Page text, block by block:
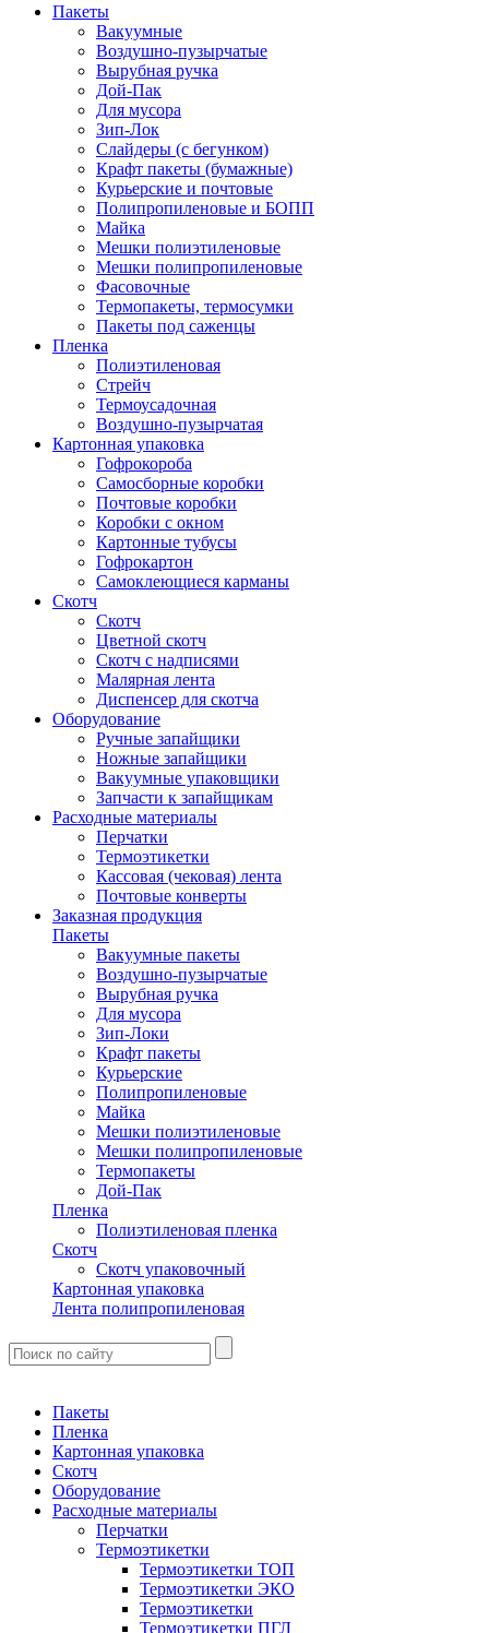
Пакеты
Вакуумные
Воздушно-пузырчатые
Вырубная ручка
Дой-Пак
Для мусора
Зип-Лок
Слайдеры (с бегунком)
Крафт пакеты (бумажные)
Курьерские и почтовые
Полипропиленовые и БОПП
Майка
Мешки полиэтиленовые
Мешки полипропиленовые
Фасовочные
Термопакеты, термосумки
Пакеты под саженцы
Пленка
Полиэтиленовая
Стрейч
Термоусадочная
Воздушно-пузырчатая
Картонная упаковка
Гофрокороба
Самосборные коробки
Почтовые коробки
Коробки с окном
Картонные тубусы
Гофрокартон
Самоклеющиеся карманы
Скотч
Скотч
Цветной скотч
Скотч с надписями
Малярная лента
Диспенсер для скотча
Оборудование
Ручные запайщики
Ножные запайщики
Вакуумные упаковщики
Запчасти к запайщикам
Расходные материалы
Перчатки
Термоэтикетки
Кассовая (чековая) лента
Почтовые конверты
Заказная продукция
Пакеты
Вакуумные пакеты
Воздушно-пузырчатые
Вырубная ручка
Для мусора
Зип-Локи
Крафт пакеты
Курьерские
Полипропиленовые
Майка
Мешки полиэтиленовые
Мешки полипропиленовые
Термопакеты
Дой-Пак
Пленка
Полиэтиленовая пленка
Скотч
Скотч упаковочный
Картонная упаковка
Лента полипропиленовая
Пакеты
Пленка
Картонная упаковка
Скотч
Оборудование
Расходные материалы
Перчатки
Термоэтикетки
Термоэтикетки ТОП
Термоэтикетки ЭКО
Термоэтикетки
Термоэтикетки ПГЛ